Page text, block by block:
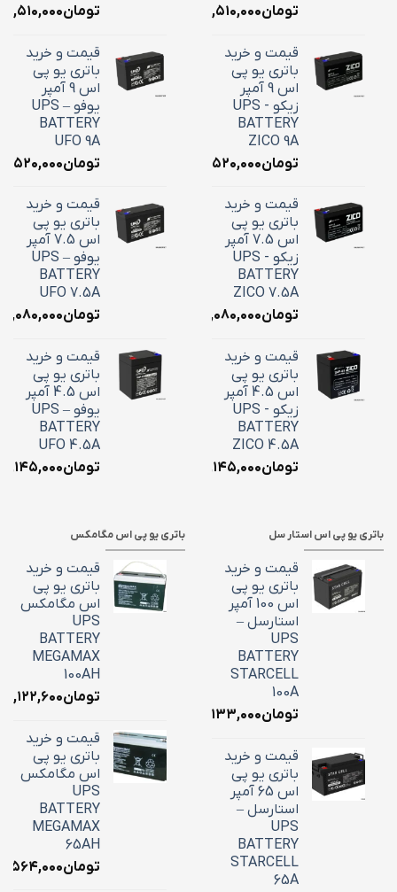
تومان۴,۵۱۰,۰۰۰
قیمت و خرید
باتری یو پی
اس 9 آمپر
زیکو - UPS
BATTERY
ZICO 9A
تومان۳,۵۲۰,۰۰۰
قیمت و خرید
باتری یو پی
اس 7.5 آمپر
زیکو - UPS
BATTERY
ZICO 7.5A
تومان۳,۰۸۰,۰۰۰
قیمت و خرید
باتری یو پی
اس 4.5 آمپر
زیکو - UPS
BATTERY
ZICO 4.5A
تومان۲,۱۴۵,۰۰۰
تومان۴,۵۱۰,۰۰۰
قیمت و خرید
باتری یو پی
اس 9 آمپر
یوفو – UPS
BATTERY
UFO 9A
تومان۳,۵۲۰,۰۰۰
قیمت و خرید
باتری یو پی
اس 7.5 آمپر
یوفو – UPS
BATTERY
UFO 7.5A
تومان۳,۰۸۰,۰۰۰
قیمت و خرید
باتری یو پی
اس 4.5 آمپر
یوفو – UPS
BATTERY
UFO 4.5A
تومان۲,۱۴۵,۰۰۰
باتری یو پی اس استار سل
قیمت و خرید
باتری یو پی
اس 100 آمپر
استارسل –
UPS
BATTERY
STARCELL
100A
تومان۳۴,۱۳۳,۰۰۰
قیمت و خرید
باتری یو پی
اس 65 آمپر
استارسل –
UPS
BATTERY
STARCELL
65A
باتری یو پی اس مگامکس
قیمت و خرید
باتری یو پی
اس مگامکس
UPS
BATTERY
MEGAMAX
100AH
تومان
قیمت و خرید
باتری یو پی
اس مگامکس
UPS
BATTERY
MEGAMAX
65AH
تومان